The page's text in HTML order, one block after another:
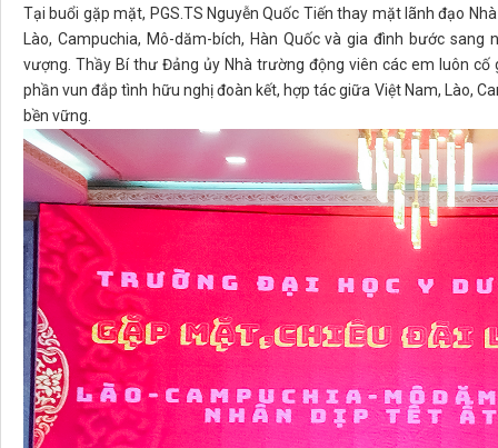
Tại buổi gặp mặt, PGS.TS Nguyễn Quốc Tiến thay mặt lãnh đạo
Lào, Campuchia, Mô-dăm-bích, Hàn Quốc và gia đình bước
vượng. Thầy Bí thư Đảng ủy Nhà trường động viên các em luôn
phần vun đắp tình hữu nghị đoàn kết, hợp tác giữa Việt Nam, Lào,
bền vững.